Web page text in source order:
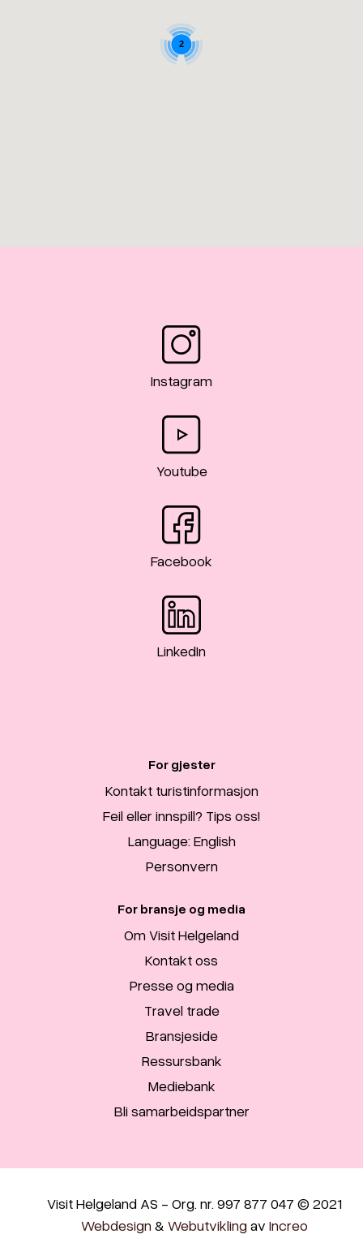
2
Instagram
Youtube
Facebook
LinkedIn
For gjester
Kontakt turistinformasjon
Feil eller innspill? Tips oss!
Language: English
Personvern
For bransje og media
Om Visit Helgeland
Kontakt oss
Presse og media
Travel trade
Bransjeside
Ressursbank
Mediebank
Bli samarbeidspartner
Visit Helgeland AS - Org. nr. 997 877 047 © 2021
Webdesign & Webutvikling av Increo